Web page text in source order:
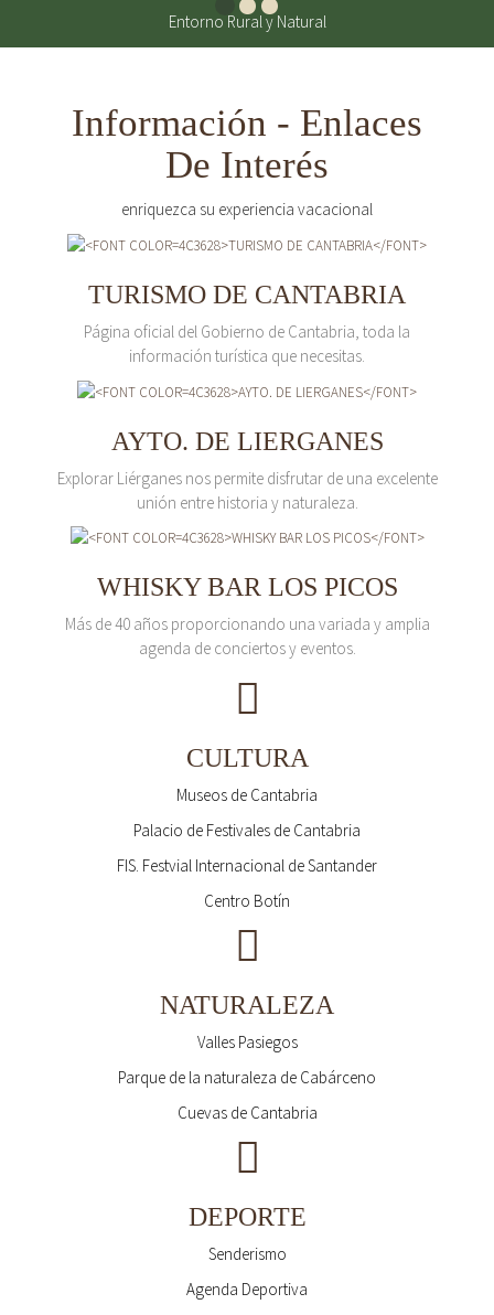
Entorno Rural y Natural
Información - Enlaces
De Interés
enriquezca su experiencia vacacional
TURISMO DE CANTABRIA
Página oficial del Gobierno de Cantabria, toda la
información turística que necesitas.
AYTO. DE LIERGANES
Explorar Liérganes nos permite disfrutar de una excelente
unión entre historia y naturaleza.
WHISKY BAR LOS PICOS
Más de 40 años proporcionando una variada y amplia
agenda de conciertos y eventos.
CULTURA
Museos de Cantabria
Palacio de Festivales de Cantabria
FIS. Festvial Internacional de Santander
Centro Botín
NATURALEZA
Valles Pasiegos
Parque de la naturaleza de Cabárceno
Cuevas de Cantabria
DEPORTE
Senderismo
Agenda Deportiva